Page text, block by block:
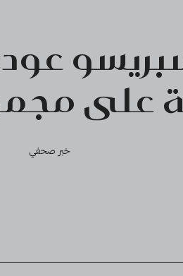
على
خبر صحفي